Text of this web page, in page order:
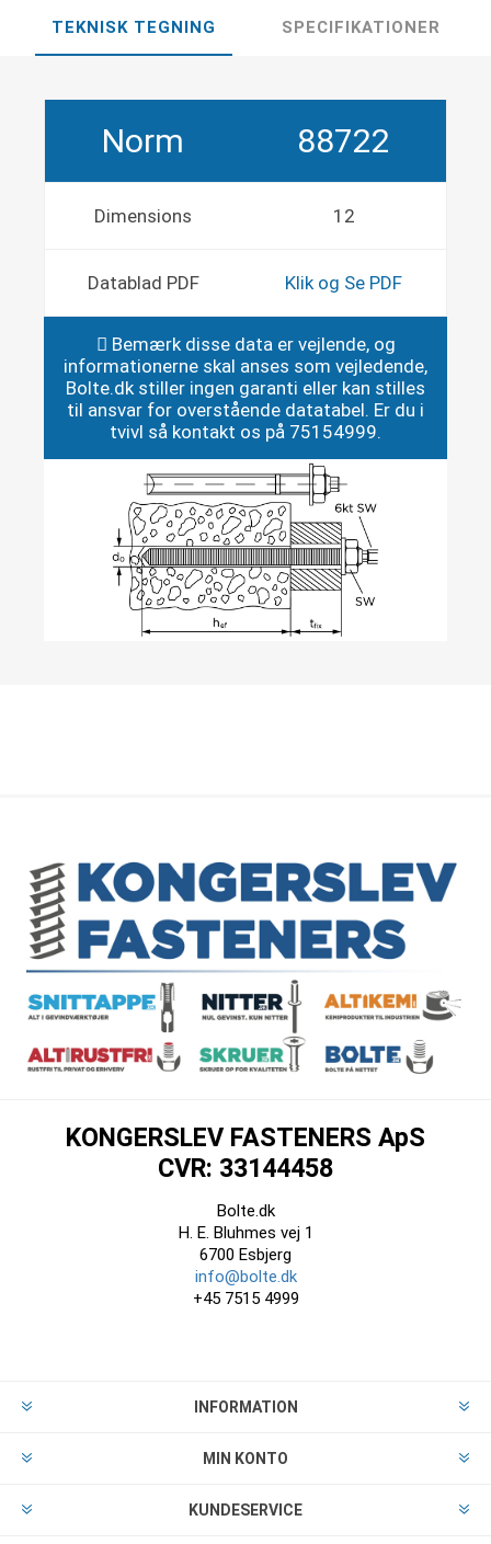
TEKNISK TEGNING SPECIFIKATIONER
Norm 88722
Dimensions 12
Datablad PDF Klik og Se PDF
Bemærk disse data er vejlende, og
informationerne skal anses som vejledende,
Bolte.dk stiller ingen garanti eller kan stilles
til ansvar for overstående datatabel. Er du i
tvivl så kontakt os på 75154999.
KONGERSLEV FASTENERS ApS
CVR: 33144458
Bolte.dk
H. E. Bluhmes vej 1
6700 Esbjerg
info@bolte.dk
+45 7515 4999
INFORMATION
MIN KONTO
KUNDESERVICE